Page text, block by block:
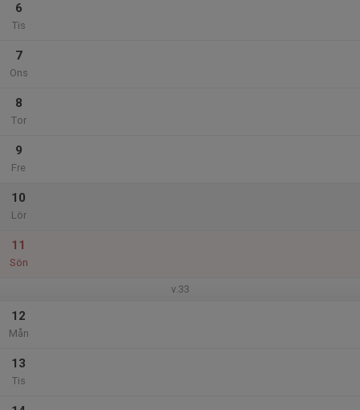
6
Tis
7
Ons
8
Tor
9
Fre
10
Lör
11
Sön
v.33
12
Mån
13
Tis